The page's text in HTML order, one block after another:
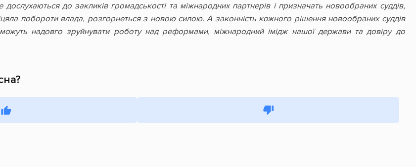
до закликів громадськості та міжнародних партнерів і призначать новообраних суддів,
побороти влада, розгорнеться з новою силою. А законність кожного рішення новообраних суддів
надовго зруйнувати роботу над реформами, міжнародний імідж нашої держави та довіру до